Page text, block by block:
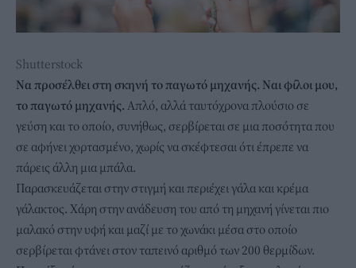
Shutterstock
Να προσέλθει στη σκηνή το παγωτό μηχανής. Ναι φίλοι μου,
το παγωτό μηχανής. Απλό, αλλά ταυτόχρονα πλούσιο σε
γεύση και το οποίο, συνήθως, σερβίρεται σε μια ποσότητα που
σε αφήνει χορτασμένο, χωρίς να σκέφτεσαι ότι έπρεπε να
πάρεις άλλη μια μπάλα.
Παρασκευάζεται στην στιγμή και περιέχει γάλα και κρέμα
γάλακτος. Χάρη στην ανάδευση του από τη μηχανή γίνεται πιο
μαλακό στην υφή και μαζί με το χωνάκι μέσα στο οποίο
σερβίρεται φτάνει στον ταπεινό αριθμό των 200 θερμίδων.